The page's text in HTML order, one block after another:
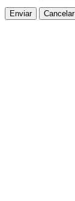
Enviar Cancelar